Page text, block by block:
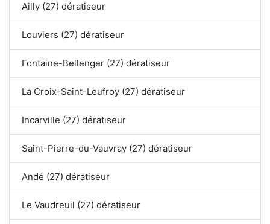
Ailly (27) dératiseur
Louviers (27) dératiseur
Fontaine-Bellenger (27) dératiseur
La Croix-Saint-Leufroy (27) dératiseur
Incarville (27) dératiseur
Saint-Pierre-du-Vauvray (27) dératiseur
Andé (27) dératiseur
Le Vaudreuil (27) dératiseur